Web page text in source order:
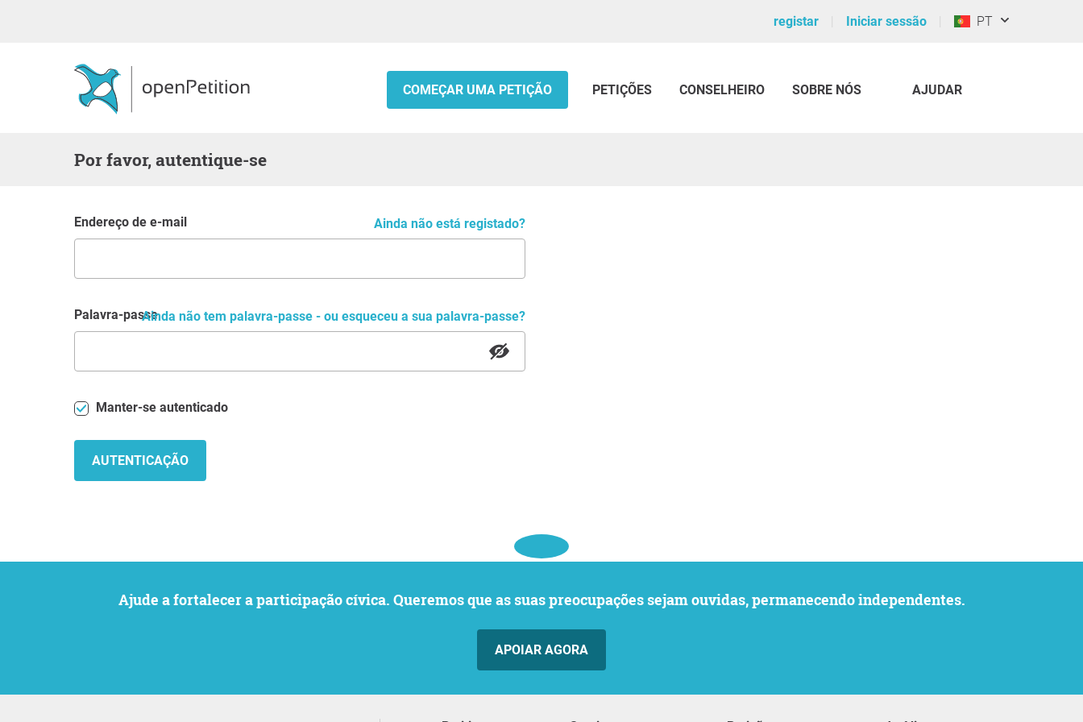
registar Iniciar sessão PT
COMEÇAR UMA PETIÇÃO PETIÇÕES CONSELHEIRO SOBRE NÓS AJUDAR
Por favor, autentique-se
Endereço de e-mail Ainda não está registado?
Palavra-passeAinda não tem palavra-passe - ou esqueceu a sua palavra-passe?
Manter-se autenticado
AUTENTICAÇÃO
Ajude a fortalecer a participação cívica. Queremos que as suas preocupações sejam ouvidas, permanecendo independentes.
APOIAR AGORA